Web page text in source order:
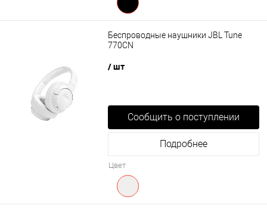
Беспроводные наушники JBL Tune
770CN
/ шт
Сообщить о поступлении
Подробнее
Цвет